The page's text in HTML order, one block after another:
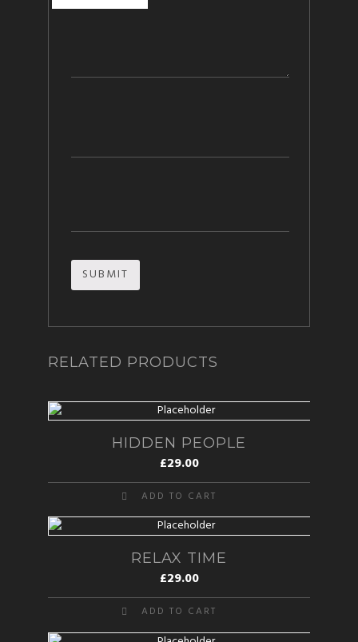
RELATED PRODUCTS
HIDDEN PEOPLE
£29.00
ADD TO CART
RELAX TIME
£29.00
ADD TO CART